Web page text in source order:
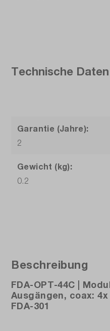
Technische Daten
Garantie (Jahre):
2
Gewicht (kg):
0.2
Beschreibung
FDA-OPT-44C |
Ausgängen, coax:
FDA-301